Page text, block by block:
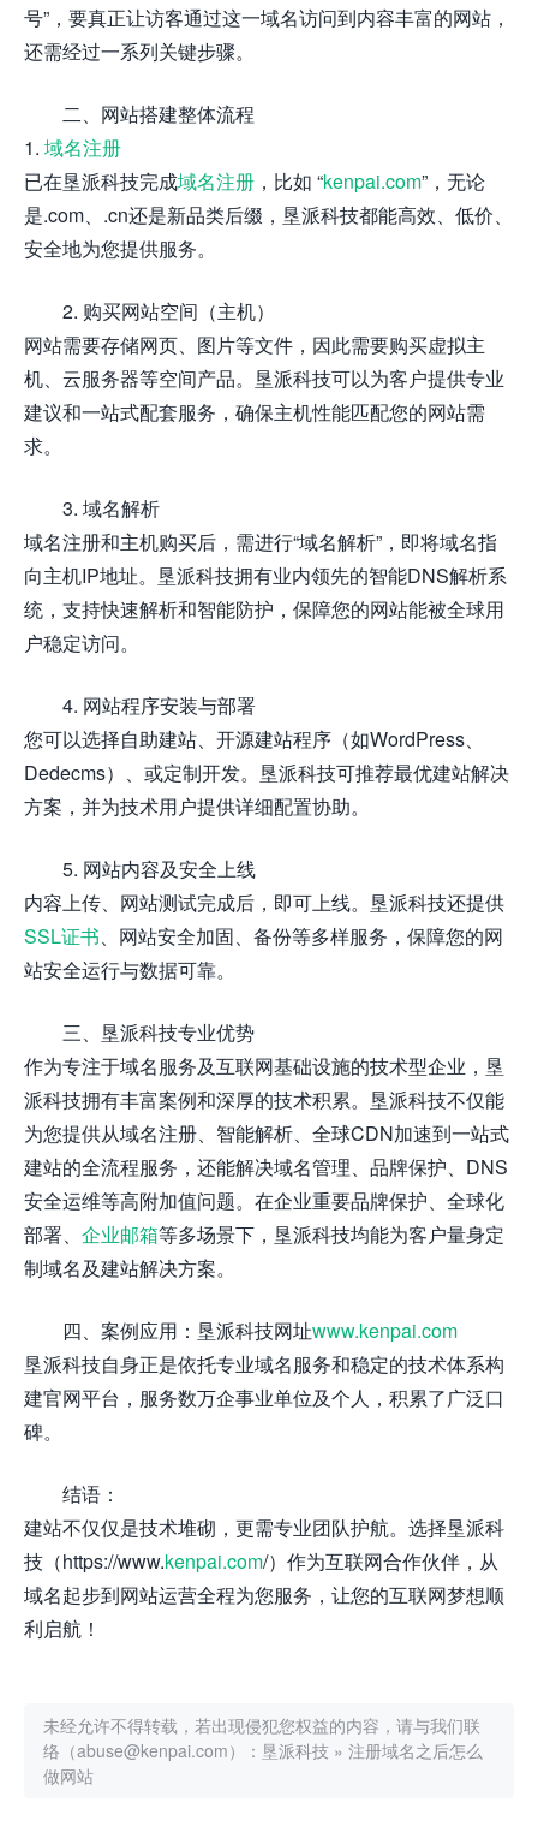
号”，要真正让访客通过这一域名访问到内容丰富的网站，
还需经过一系列关键步骤。
二、网站搭建整体流程
1. 域名注册
已在垦派科技完成域名注册 ，比如 “kenpai.com”，无论
是.com、.cn还是新品类后缀，垦派科技都能高效、低价、
安全地为您提供服务。
2. 购买网站空间（主机）
网站需要存储网页、图片等文件，因此需要购买虚拟主
机、云服务器等空间产品。垦派科技可以为客户提供专业
建议和一站式配套服务，确保主机性能匹配您的网站需
求。
3. 域名解析
域名注册和主机购买后，需进行“域名解析”，即将域名指
向主机IP地址。垦派科技拥有业内领先的智能DNS解析系
统，支持快速解析和智能防护，保障您的网站能被全球用
户稳定访问。
4. 网站程序安装与部署
您可以选择自助建站、开源建站程序（如WordPress、
Dedecms）、或定制开发。垦派科技可推荐最优建站解决
方案，并为技术用户提供详细配置协助。
5. 网站内容及安全上线
内容上传、网站测试完成后，即可上线。垦派科技还提供
SSL证书、网站安全加固、备份等多样服务，保障您的网
站安全运行与数据可靠。
三、垦派科技专业优势
作为专注于域名服务及互联网基础设施的技术型企业，垦
派科技拥有丰富案例和深厚的技术积累。垦派科技不仅能
为您提供从域名注册、智能解析、全球CDN加速到一站式
建站的全流程服务，还能解决域名管理、品牌保护、DNS
安全运维等高附加值问题。在企业重要品牌保护、全球化
部署、 企业邮箱等多场景下，垦派科技均能为客户量身定
制域名及建站解决方案。
四、案例应用：垦派科技网址www.kenpai.com
垦派科技自身正是依托专业域名服务和稳定的技术体系构
建官网平台，服务数万企事业单位及个人，积累了广泛口
碑。
结语：
建站不仅仅是技术堆砌，更需专业团队护航。选择垦派科
技（https://www.kenpai.com/）作为互联网合作伙伴，从
域名起步到网站运营全程为您服务，让您的互联网梦想顺
利启航！
未经允许不得转载，若出现侵犯您权益的内容，请与我们联
络（abuse@kenpai.com）： 垦派科技 » 注册域名之后怎么
做网站